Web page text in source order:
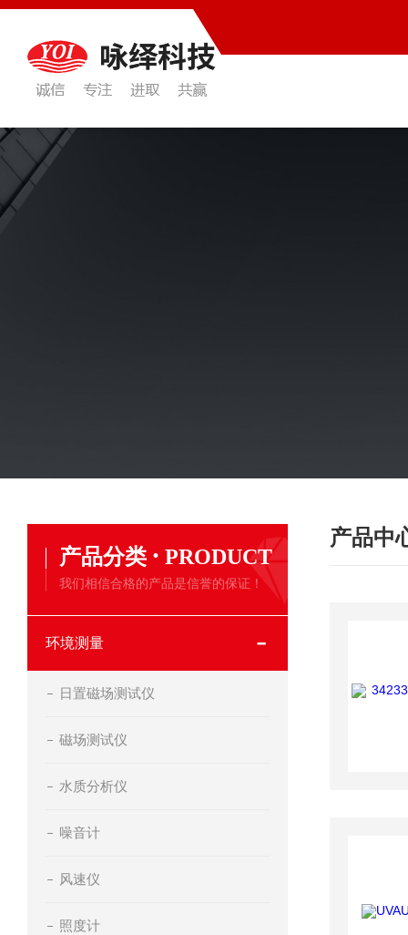
产品分类 · PRODUCT
我们相信合格的产品是信誉的保证！
环境测量
日置磁场测试仪
磁场测试仪
水质分析仪
噪音计
风速仪
照度计
产品中